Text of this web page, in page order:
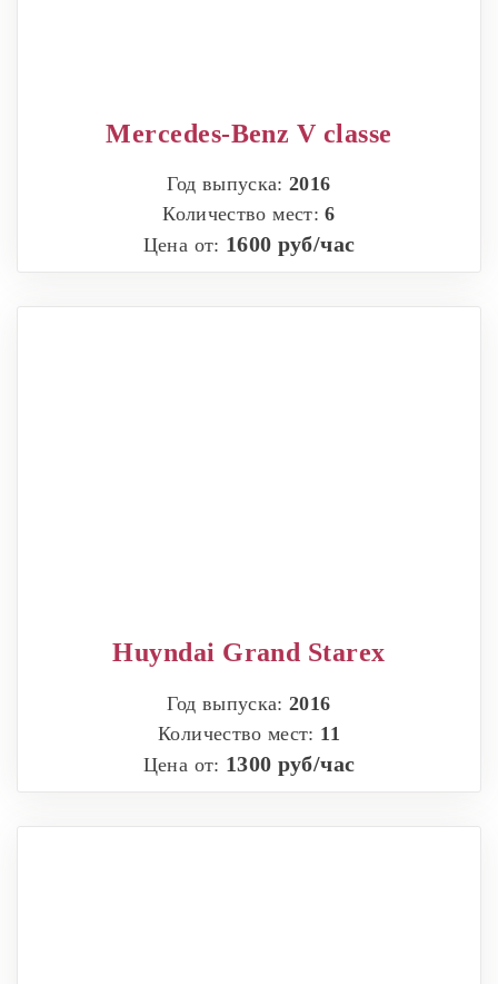
Mercedes-Benz V classe
Год выпуска:2016
Количество мест:6
Цена от: 1600 руб/час
Huyndai Grand Starex
Год выпуска:2016
Количество мест: 11
Цена от: 1300 руб/час